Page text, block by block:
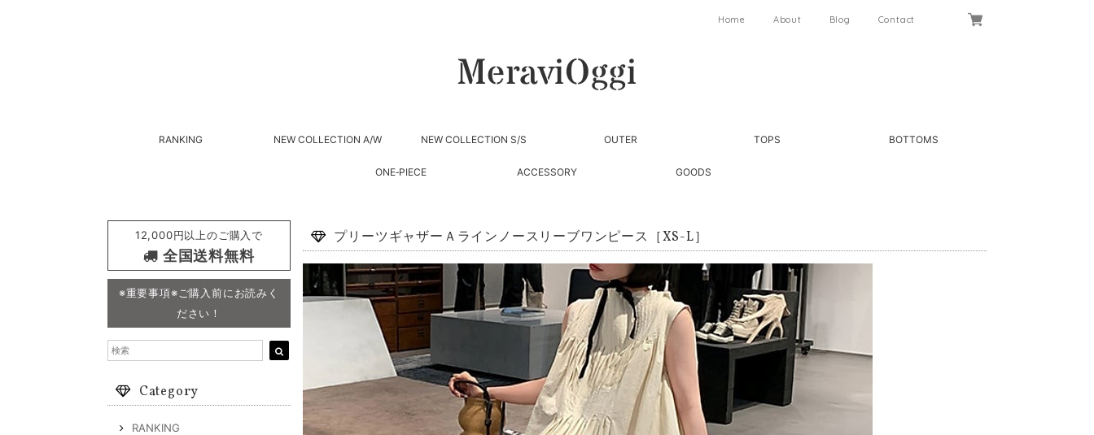
Home About Blog Contact
RANKING NEW COLLECTION A/W NEW COLLECTION S/S OUTER TOPS BOTTOMS
ONE‐PIECE ACCESSORY GOODS
12,000円以上のご購入で
全国送料無料
※重要事項※ご購入前にお読みく
ださい！
Category
RANKING
プリーツギャザーＡラインノースリーブワンピース［XS-L］